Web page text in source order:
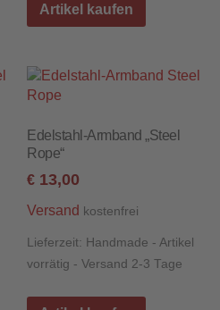
Artikel kaufen
Edelstahl-Armband „Steel
Rope“
€ 13,00
Versand kostenfrei
Lieferzeit: Handmade - Artikel
vorrätig - Versand 2-3 Tage